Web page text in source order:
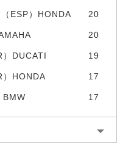
ESP）HONDA 20
20
）DUCATI 19
）HONDA 17
BMW 17